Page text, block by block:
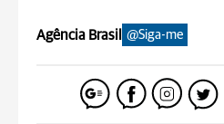
Agência Brasil @Siga-me